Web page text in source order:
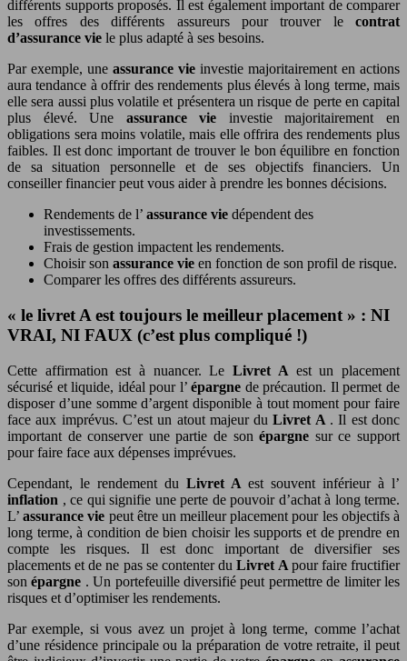
différents supports proposés. Il est également important de comparer
les offres des différents assureurs pour trouver le contrat
d’assurance vie le plus adapté à ses besoins.
Par exemple, une assurance vie investie majoritairement en actions
aura tendance à offrir des rendements plus élevés à long terme, mais
elle sera aussi plus volatile et présentera un risque de perte en capital
plus élevé. Une assurance vie investie majoritairement en
obligations sera moins volatile, mais elle offrira des rendements plus
faibles. Il est donc important de trouver le bon équilibre en fonction
de sa situation personnelle et de ses objectifs financiers. Un
conseiller financier peut vous aider à prendre les bonnes décisions.
Rendements de l’ assurance vie dépendent des
investissements.
Frais de gestion impactent les rendements.
Choisir son assurance vie en fonction de son profil de risque.
Comparer les offres des différents assureurs.
« le livret A est toujours le meilleur placement » : NI
VRAI, NI FAUX (c’est plus compliqué !)
Cette affirmation est à nuancer. LeLivret A est un placement
sécurisé et liquide, idéal pour l’épargne de précaution. Il permet de
disposer d’une somme d’argent disponible à tout moment pour faire
face aux imprévus. C’est un atout majeur duLivret A . Il est donc
important de conserver une partie de sonépargne sur ce support
pour faire face aux dépenses imprévues.
Cependant, le rendement du Livret A est souvent inférieur à l’
inflation , ce qui signifie une perte de pouvoir d’achat à long terme.
L’assurance vie peut être un meilleur placement pour les objectifs à
long terme, à condition de bien choisir les supports et de prendre en
compte les risques. Il est donc important de diversifier ses
placements et de ne pas se contenter duLivret A pour faire fructifier
sonépargne . Un portefeuille diversifié peut permettre de limiter les
risques et d’optimiser les rendements.
Par exemple, si vous avez un projet à long terme, comme l’achat
d’une résidence principale ou la préparation de votre retraite, il peut